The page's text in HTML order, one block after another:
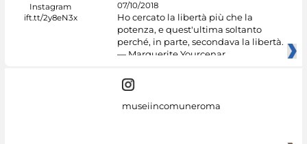
07/10/2018
Ho cercato la libertà più che la
potenza, e quest'ultima soltanto
perché, in parte, secondava la libertà.
— Marguerite Yourcenar
museiincomuneroma